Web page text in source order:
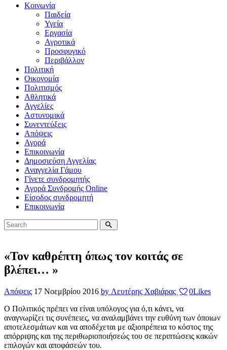
Κοινωνία
Παιδεία
Υγεία
Εργασία
Αγροτικά
Προσφυγικό
Περιβάλλον
Πολιτική
Οικονομία
Πολιτισμός
Αθλητικά
Αγγελίες
Αστυνομικά
Συνεντεύξεις
Απόψεις
Αγορά
Επικοινωνία
Δημοσιεύση Αγγελίας
Αναγγελία Γάμου
Γίνετε συνδρομητής
Αγορά Συνδρομής Online
Είσοδος συνδρομητή
Επικοινωνία
«Τον καθρέπτη όπως τον κοιτάς σε
βλέπει… »
Απόψεις 17 Νοεμβρίου 2016 by Λευτέρης Χαβιάρας 0Likes
Ο Πολιτικός πρέπει να είναι υπόλογος για ό,τι κάνει, να
αναγνωρίζει τις συνέπειες, να αναλαμβάνει την ευθύνη των όποιων
αποτελεσμάτων και να αποδέχεται με αξιοπρέπεια το κόστος της
απόρριψης και της περιθωριοποιήσεώς του σε περιπτώσεις κακών
επιλογών και αποφάσεών του.